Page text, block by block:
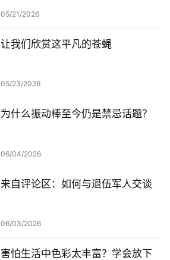
05/21/2026
让我们欣赏这平凡的苍蝇
05/23/2026
为什么振动棒至今仍是禁忌话题？
06/04/2026
来自评论区：如何与退伍军人交谈
06/03/2026
害怕生活中色彩太丰富？学会放下